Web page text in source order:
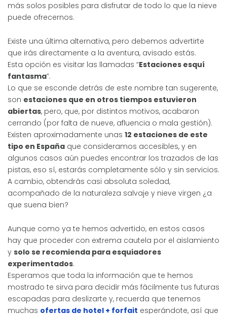
más solos posibles para disfrutar de todo lo que la nieve
puede ofrecernos.
Existe una última alternativa, pero debemos advertirte
que irás directamente a la aventura, avisado estás.
Esta opción es visitar las llamadas “Estaciones esquí
fantasma”.
Lo que se esconde detrás de este nombre tan sugerente,
son estaciones que en otros tiempos estuvieron
abiertas, pero, que, por distintos motivos, acabaron
cerrando (por falta de nueve, afluencia o mala gestión).
Existen aproximadamente unas 12 estaciones de este
tipo en España que consideramos accesibles, y en
algunos casos aún puedes encontrar los trazados de las
pistas, eso sí, estarás completamente sólo y sin servicios.
A cambio, obtendrás casi absoluta soledad,
acompañado de la naturaleza salvaje y nieve virgen ¿a
que suena bien?
Aunque como ya te hemos advertido, en estos casos
hay que proceder con extrema cautela por el aislamiento
y solo se recomienda para esquiadores
experimentados.
Esperamos que toda la información que te hemos
mostrado te sirva para decidir más fácilmente tus futuras
escapadas para deslizarte y, recuerda que tenemos
muchas ofertas de hotel + forfait esperándote, así que